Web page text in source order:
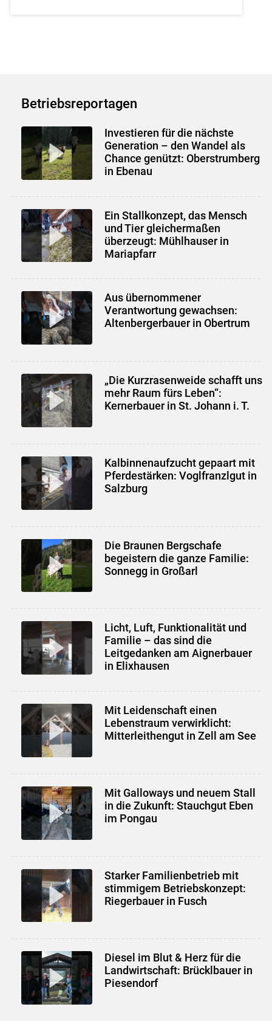
Betriebsreportagen
Investieren für die nächste
Generation – den Wandel als
Chance genützt: Oberstrumberg
in Ebenau
Ein Stallkonzept, das Mensch
und Tier gleichermaßen
überzeugt: Mühlhauser in
Mariapfarr
Aus übernommener
Verantwortung gewachsen:
Altenbergerbauer in Obertrum
„Die Kurzrasenweide schafft uns
mehr Raum fürs Leben“:
Kernerbauer in St. Johann i. T.
Kalbinnenaufzucht gepaart mit
Pferdestärken: Voglfranzlgut in
Salzburg
Die Braunen Bergschafe
begeistern die ganze Familie:
Sonnegg in Großarl
Licht, Luft, Funktionalität und
Familie – das sind die
Leitgedanken am Aignerbauer
in Elixhausen
Mit Leidenschaft einen
Lebenstraum verwirklicht:
Mitterleithengut in Zell am See
Mit Galloways und neuem Stall
in die Zukunft: Stauchgut Eben
im Pongau
Starker Familienbetrieb mit
stimmigem Betriebskonzept:
Riegerbauer in Fusch
Diesel im Blut & Herz für die
Landwirtschaft: Brücklbauer in
Piesendorf